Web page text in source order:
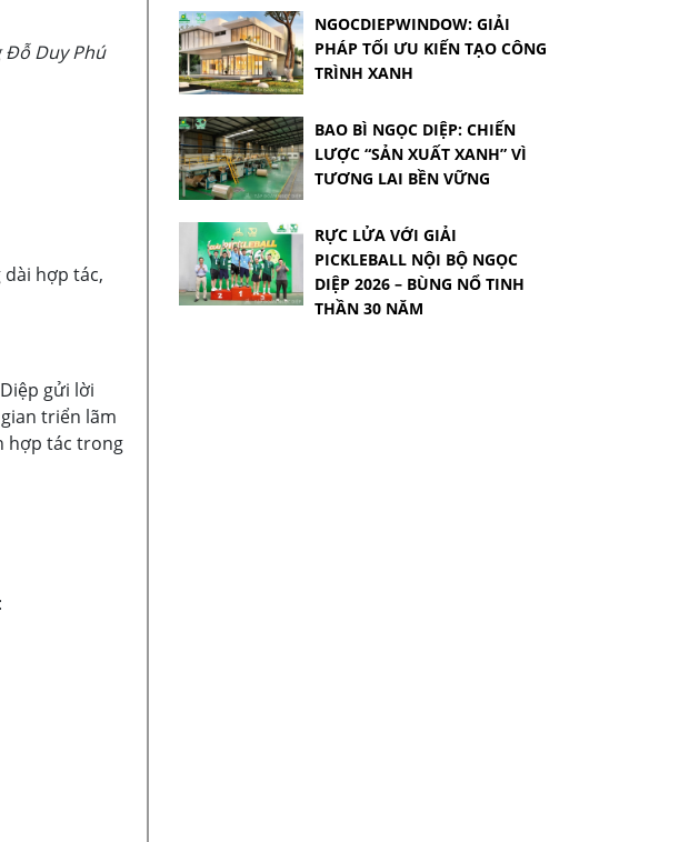
Đỗ Duy Phú
hợp tác,
gửi lời
triển lãm
hợp tác trong
NGOCDIEPWINDOW: GIẢI
PHÁP TỐI ƯU KIẾN TẠO CÔNG
TRÌNH XANH
BAO BÌ NGỌC DIỆP: CHIẾN
LƯỢC “SẢN XUẤT XANH” VÌ
TƯƠNG LAI BỀN VỮNG
RỰC LỬA VỚI GIẢI
PICKLEBALL NỘI BỘ NGỌC
DIỆP 2026 – BÙNG NỔ TINH
THẦN 30 NĂM